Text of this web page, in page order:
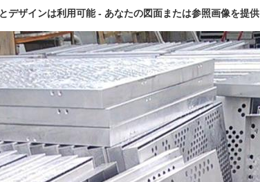
デザインは利用可能 - あなたの図面または参照画像を提供